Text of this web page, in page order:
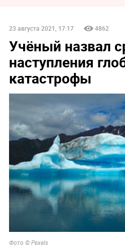
23 августа 2021, 17:17 4862
Учёный назвал
наступления
катастрофы
Фото © Pexels